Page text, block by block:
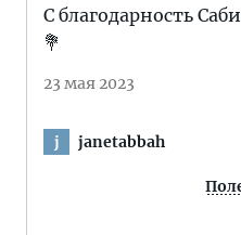
С благодарность
💐
23 мая 2023
j janetabbah